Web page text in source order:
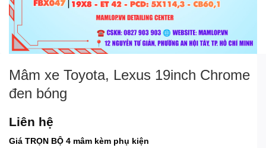
Mâm xe Toyota, Lexus 19inch Chrome
đen bóng
Liên hệ
Giá TRỌN BỘ 4 mâm kèm phụ kiện